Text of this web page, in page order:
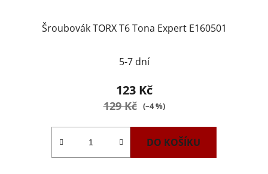
Šroubovák TORX T6 Tona Expert E160501
5-7 dní
123 Kč
129 Kč (–4 %)
DO KOŠÍKU